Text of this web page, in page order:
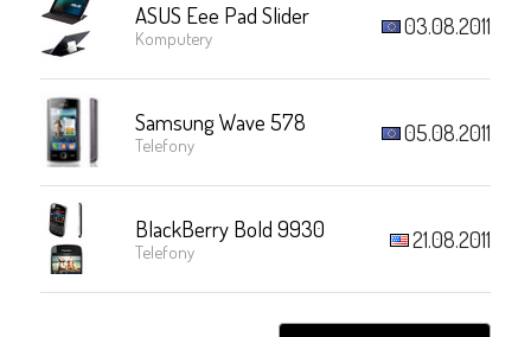
ASUS Eee Pad Slider
Komputery 03.08.2011
Samsung Wave 578
Telefony 05.08.2011
BlackBerry Bold 9930
Telefony 21.08.2011